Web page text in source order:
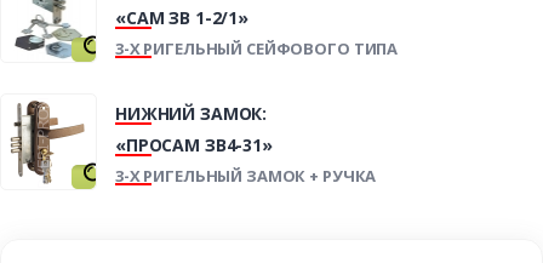
«САМ ЗВ 1-2/1»
3-Х РИГЕЛЬНЫЙ СЕЙФОВОГО ТИПА
НИЖНИЙ ЗАМОК:
«ПРОСАМ ЗВ4-31»
3-Х РИГЕЛЬНЫЙ ЗАМОК + РУЧКА